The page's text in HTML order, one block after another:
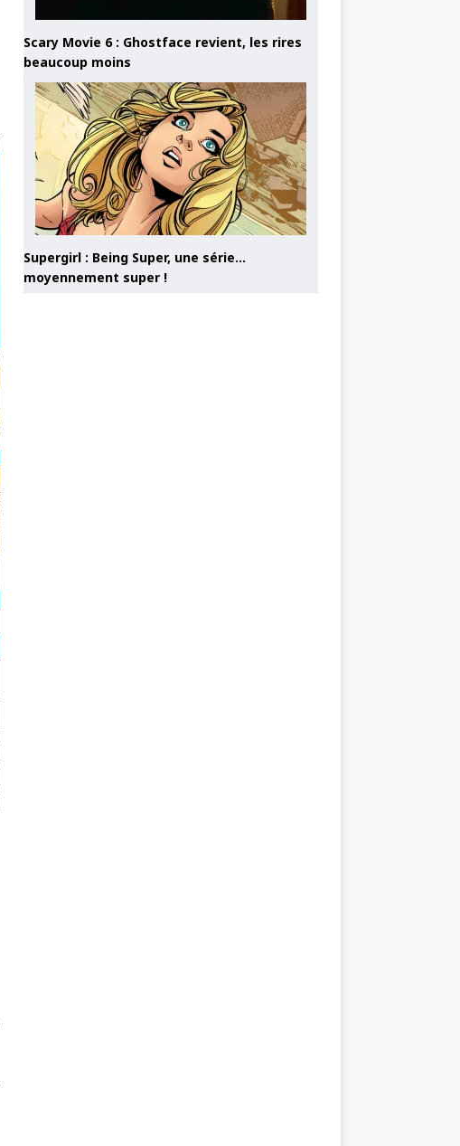
Scary Movie 6 : Ghostface revient, les rires
beaucoup moins
Supergirl : Being Super, une série…
moyennement super !